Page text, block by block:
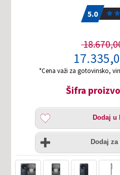
5.0
*Cena važi za gotovinsko,
Šifra
Dodaj
listu
želja
Dodaj u
Uporedi
Dodaj